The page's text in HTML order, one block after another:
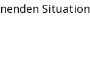
Situation